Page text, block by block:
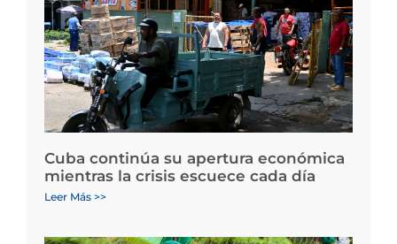
Cuba continúa su apertura económica
mientras la crisis escuece cada día
Leer Más >>